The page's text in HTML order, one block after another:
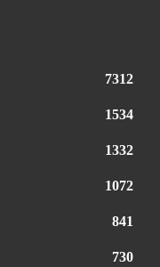
7312
1534
1332
1072
841
730